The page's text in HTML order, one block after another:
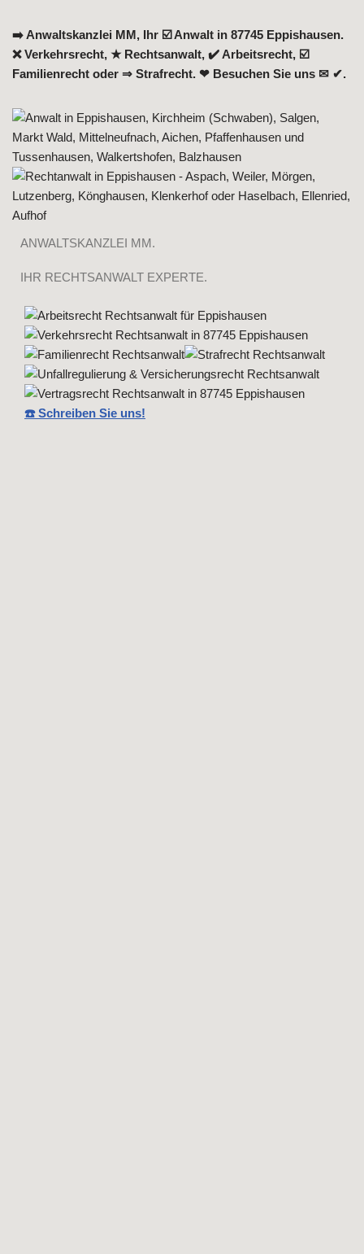
➡️ Anwaltskanzlei MM, Ihr ☑️ Anwalt in 87745 Eppishausen.
❌ Verkehrsrecht, ★ Rechtsanwalt, ✔️ Arbeitsrecht, ☑️
Familienrecht oder ⇒ Strafrecht. ❤ Besuchen Sie uns ✉ ✔.
ANWALTSKANZLEI MM.
IHR RECHTSANWALT EXPERTE.
☎️ Schreiben Sie uns!